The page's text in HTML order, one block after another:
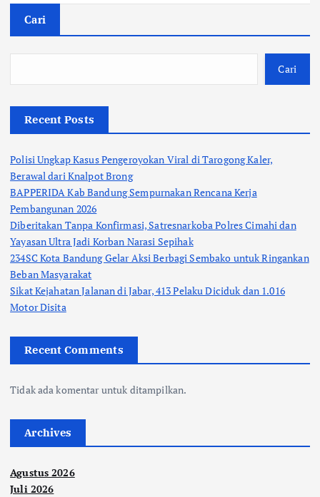
Cari
Cari
Recent Posts
Polisi Ungkap Kasus Pengeroyokan Viral di Tarogong Kaler,
Berawal dari Knalpot Brong
BAPPERIDA Kab Bandung Sempurnakan Rencana Kerja
Pembangunan 2026
Diberitakan Tanpa Konfirmasi, Satresnarkoba Polres Cimahi dan
Yayasan Ultra Jadi Korban Narasi Sepihak
234SC Kota Bandung Gelar Aksi Berbagi Sembako untuk Ringankan
Beban Masyarakat
Sikat Kejahatan Jalanan di Jabar, 413 Pelaku Diciduk dan 1.016
Motor Disita
Recent Comments
Tidak ada komentar untuk ditampilkan.
Archives
Agustus 2026
Juli 2026